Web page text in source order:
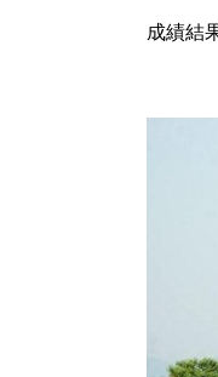
成績結